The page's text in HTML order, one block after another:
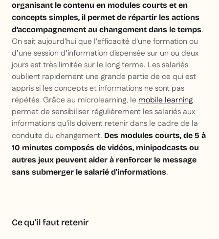
organisant le contenu en modules courts et en
concepts simples, il permet de répartir les actions
d’accompagnement au changement dans le temps.
On sait aujourd'hui que l'efficacité d'une formation ou
d’une session d’information dispensée sur un ou deux
jours est très limitée sur le long terme. Les salariés
oublient rapidement une grande partie de ce qui est
appris si les concepts et informations ne sont pas
répétés. Grâce au microlearning, lemobile learning
permet de sensibiliser régulièrement les salariés aux
informations qu'ils doivent retenir dans le cadre de la
conduite du changement. Des modules courts, de 5 à
10 minutes composés de vidéos, minipodcasts ou
autres jeux peuvent aider à renforcer le message
sans submerger le salarié d'informations.
Ce qu’il faut retenir